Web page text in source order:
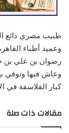
طبيب مصري ذائع
وعميد أطباء
كبار الفلاسفة في
مقالات ذات صلة